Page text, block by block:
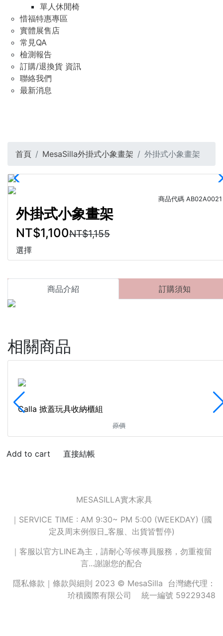
單人休閒椅
惜福特惠專區
實體展售店
常見QA
檢測報告
訂購/退換貨 資訊
聯絡我們
最新消息
首頁 MesaSilla外掛式小象畫架 外掛式小象畫架
商品代碼 AB02A0021
外掛式小象畫架
NT$1,100NT$1,155
選擇
商品介紹 訂購須知
相關商品
Calla 掀蓋玩具收納櫃組
原價
直接結帳
MESASILLA實木家具
｜SERVICE TIME : AM 9:30~ PM 5:00 (WEEKDAY) (國
定及周末例假日_客服、出貨皆暫停)
｜客服以官方LINE為主，請耐心等候專員服務，勿重複留
言...謝謝您的配合
隱私條款 ｜ 條款與細則 2023 © MesaSilla 台灣總代理：
玠積國際有限公司 統一編號 59229348